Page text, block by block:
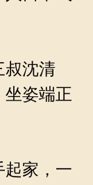
沈清
坐姿端正
家，一